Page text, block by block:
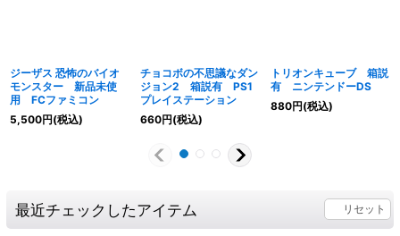
ジーザス 恐怖のバイオ
モンスター 新品未使
用 FCファミコン
5,500円(税込)
チョコボの不思議なダン
ジョン2 箱説有 PS1
プレイステーション
660円(税込)
トリオンキューブ 箱説
有 ニンテンドーDS
880円(税込)
最近チェックしたアイテム リセット